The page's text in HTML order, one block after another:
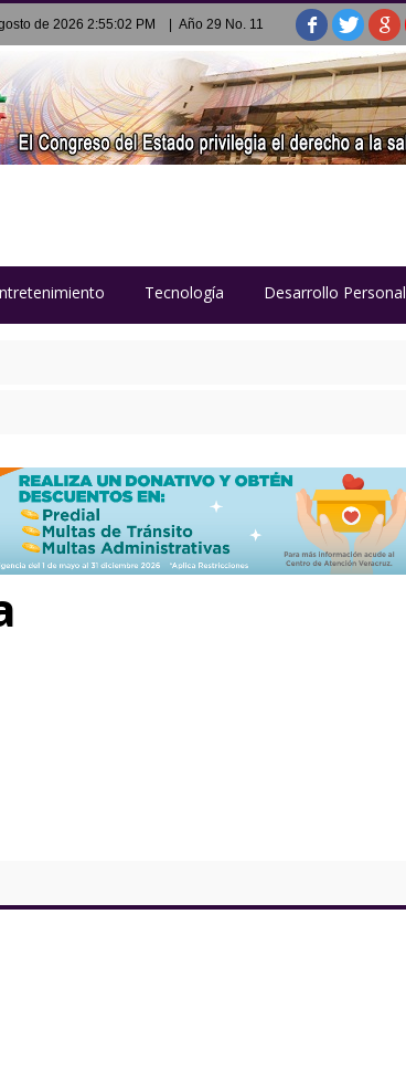
de 2026 2:55:02 PM | Año 29 No. 11
Tecnología Desarrollo Personal
de dinero y obliga a evaluar riesgos